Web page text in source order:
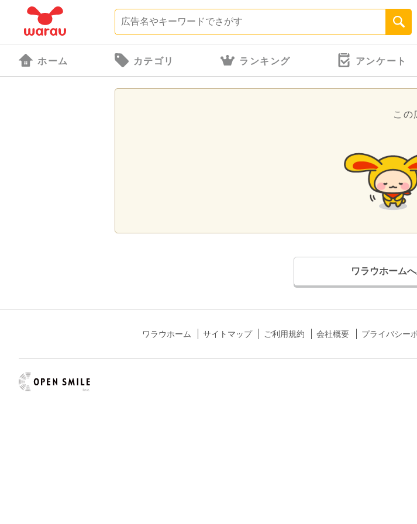
ホーム カテゴリ ランキング アンケート
この
ワラウホーム
ワラウホーム サイトマップ ご利用規約 会社概要 プライバシー